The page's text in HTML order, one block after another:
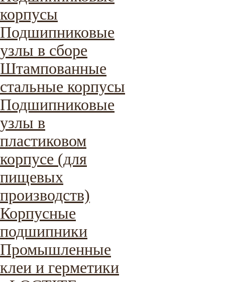
корпусы
Подшипниковые
узлы в сборе
Штампованные
стальные корпусы
Подшипниковые
узлы в
пластиковом
корпусе (для
пищевых
производств)
Корпусные
подшипники
Промышленные
клеи и герметики